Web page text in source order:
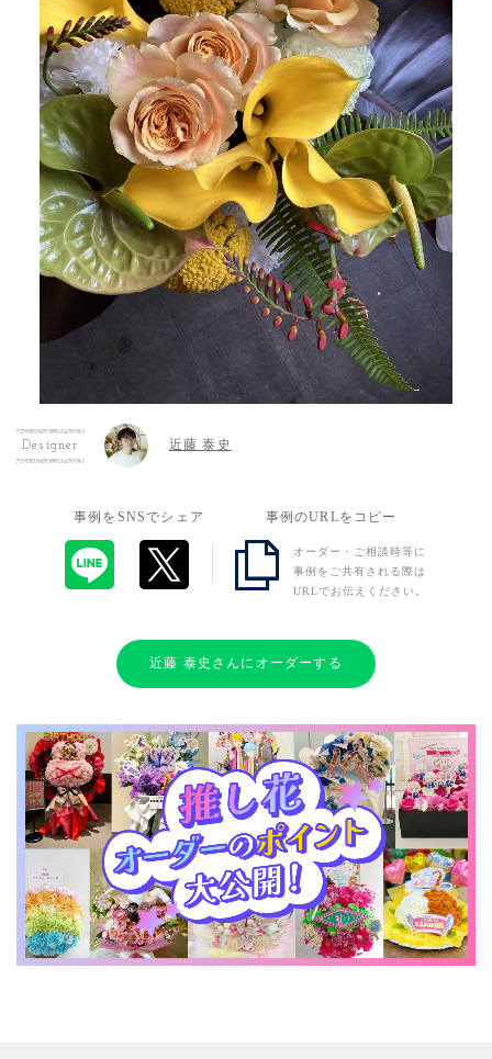
Designer 近藤 泰史
事例をSNSでシェア 事例のURLをコピー
オーダー・ご相談時等に
事例をご共有される際は
URLでお伝えください。
近藤 泰史さんにオーダーする